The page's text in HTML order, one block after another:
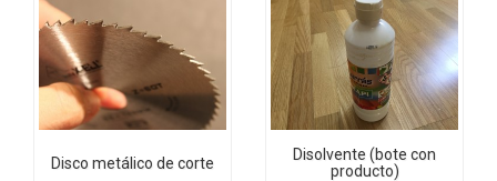
Disco metálico de corte
Disolvente (bote con
producto)